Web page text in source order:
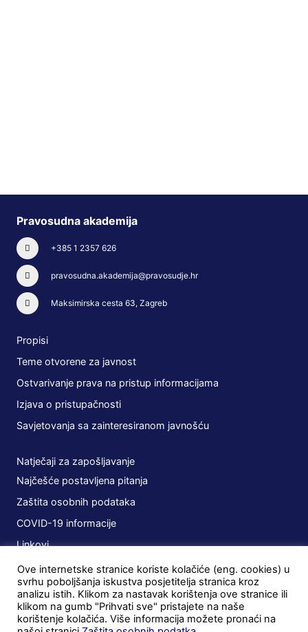
Pravosudna akademija
+385 1 2357 626
pravosudna.akademija@pravosudje.hr
Maksimirska cesta 63, Zagreb
Propisi
Teme otvorene za javnost
Ostvarivanje prava na pristup informacijama
Izjava o pristupačnosti
Savjetovanja sa zainteresiranom javnošću
Natječaji za zapošljavanje
Najčešće postavljena pitanja
Zaštita osobnih podataka
COVID-19 informacije
Linkovi
Planovi
Javna nabava
Ugovori
Ove internetske stranice koriste kolačiće (eng. cookies) u
svrhu poboljšanja iskustva posjetitelja stranica kroz
analizu istih. Klikom za nastavak korištenja ove stranice ili
klikom na gumb "Prihvati sve" pristajete na naše
korištenje kolačića. Više informacija možete pronaći na